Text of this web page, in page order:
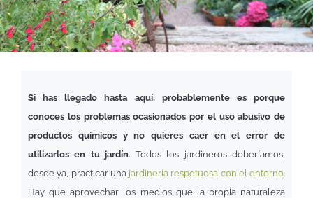
Si has llegado hasta aquí, probablemente es porque
conoces los problemas ocasionados por el uso abusivo de
productos químicos y no quieres caer en el error de
utilizarlos en tu jardín. Todos los jardineros deberíamos,
desde ya, practicar una jardinería respetuosa con el entorno.
Hay que aprovechar los medios que la propia naturaleza